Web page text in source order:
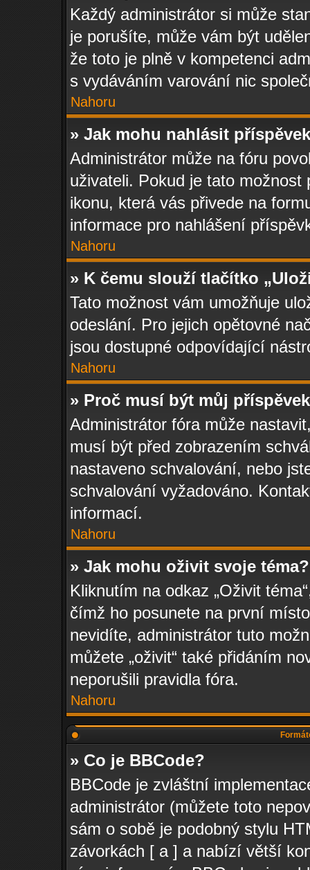
Každý administrátor si může
je porušíte, může vám být
že toto je plně v kompetenci
s vydáváním varování nic
Nahoru
» Jak mohu nahlásit
Administrátor může na fóru
uživateli. Pokud je tato
ikonu, která vás přivede na
informace pro nahlášení
Nahoru
» K čemu slouží tlačítko
Tato možnost vám umožňuje
odeslání. Pro jejich opětovné
jsou dostupné odpovídající
Nahoru
» Proč musí být můj
Administrátor fóra může
musí být před zobrazením
nastaveno schvalování, nebo
schvalování vyžadováno.
informací.
Nahoru
» Jak mohu oživit svoje téma?
Kliknutím na odkaz „Oživit
čímž ho posunete na první
nevidíte, administrátor tuto
můžete „oživit“ také přidáním
neporušili pravidla fóra.
Nahoru
» Co je BBCode?
BBCode je zvláštní
administrátor (můžete toto
sám o sobě je podobný stylu
závorkách [ a ] a nabízí větší